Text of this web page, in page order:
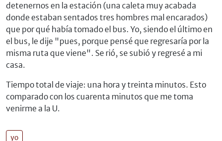
detenernos en la estación (una caleta muy acabada
donde estaban sentados tres hombres mal encarados)
que por qué había tomado el bus. Yo, siendo el último en
el bus, le dije "pues, porque pensé que regresaría por la
misma ruta que viene". Se rió, se subió y regresé a mi
casa.
Tiempo total de viaje: una hora y treinta minutos. Esto
comparado con los cuarenta minutos que me toma
venirme a la U.
yo